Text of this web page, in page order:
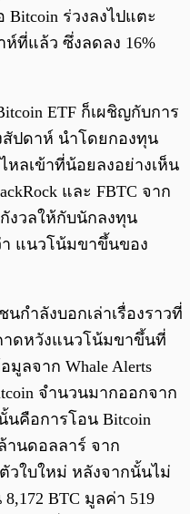
ร่วงลงไปแตะ
ห์ที่แล้ว ซึ่งลดลง 16%
ETF ก็เผชิญกับการ
ปดาห์ นำโดยกองทุน
หลเข้าที่น้อยลงอย่างเห็น
และ FBTC จาก
งวลให้กับนักลงทุน
แนวโน้มขาขึ้นของ
กำลังบอกเล่าเรื่องราวที่
าดหวังแนวโน้มขาขึ้นที่
มูลจาก Whale Alerts
จำนวนมากออกจาก
นคือการโอน Bitcoin
านดอลลาร์ จาก
ตัวใบใหม่ หลังจากนั้นไม่
BTC มูลค่า 519